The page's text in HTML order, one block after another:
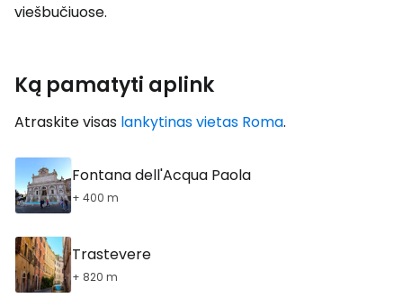
viešbučiuose.
Ką pamatyti aplink
Atraskite visas lankytinas vietas Roma.
Fontana dell'Acqua Paola
+ 400 m
Trastevere
+ 820 m